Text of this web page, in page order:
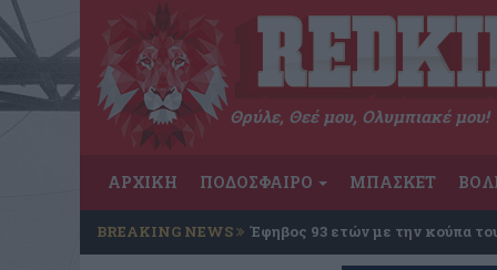
Θρύλε, Θεέ μου, Ολυμπιακέ μου!
ΑΡΧΙΚΗ ΠΟΔΟΣΦΑΙΡΟ ΜΠΑΣΚΕΤ
BREAKING NEWS Έφηβος 93 ετών με την κούπα